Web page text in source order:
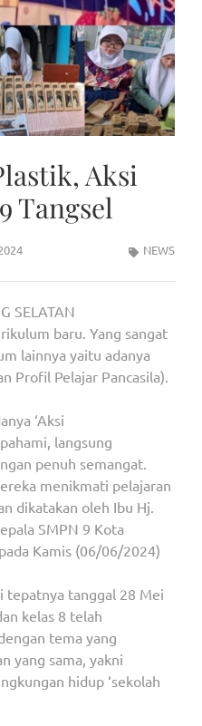
Aksi
Tangsel
NEWS
SELATAN
baru. Yang sangat
lainnya yaitu adanya
Profil Pelajar Pancasila).
‘Aksi
langsung
penuh semangat.
menikmati pelajaran
dikatakan oleh Ibu Hj.
SMPN 9 Kota
Kamis (06/06/2024)
tepatnya tanggal 28 Mei
kelas 8 telah
tema yang
yang sama, yakni
hidup ‘sekolah